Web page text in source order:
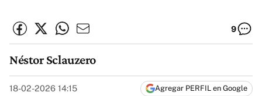
9
Néstor Sclauzero
18-02-2026 14:15 Agregar PERFIL en Google